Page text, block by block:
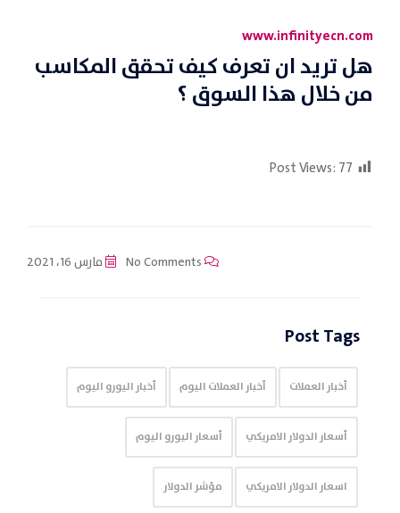
www.infinityecn.com
هل تريد ان تعرف كيف تحقق المكاسب
من خلال هذا السوق ؟
Post Views: 77
مارس 16، 2021
Post Tags
أخبار العملات أخبار العملات اليوم أخبار اليورو اليوم
أسعار الدولار الامريكي أسعار اليورو اليوم
اسعار الدولار الامريكي مؤشر الدولار